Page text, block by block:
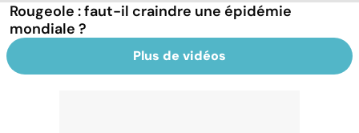
Rougeole : faut-il craindre une épidémie
mondiale ?
Plus de vidéos